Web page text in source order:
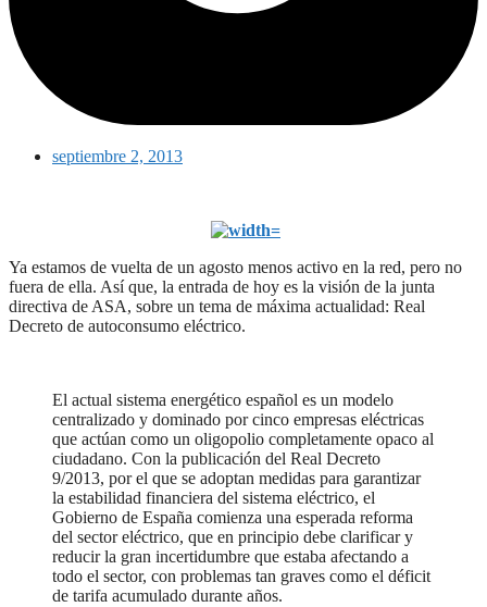
septiembre 2, 2013
Ya estamos de vuelta de un agosto menos activo en la red, pero no
fuera de ella. Así que, la entrada de hoy es la visión de la junta
directiva de ASA, sobre un tema de máxima actualidad: Real
Decreto de autoconsumo eléctrico.
El actual sistema energético español es un modelo
centralizado y dominado por cinco empresas eléctricas
que actúan como un oligopolio completamente opaco al
ciudadano. Con la publicación del Real Decreto
9/2013, por el que se adoptan medidas para garantizar
la estabilidad financiera del sistema eléctrico, el
Gobierno de España comienza una esperada reforma
del sector eléctrico, que en principio debe clarificar y
reducir la gran incertidumbre que estaba afectando a
todo el sector, con problemas tan graves como el déficit
de tarifa acumulado durante años.